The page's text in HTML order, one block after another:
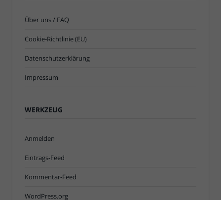
Über uns / FAQ
Cookie-Richtlinie (EU)
Datenschutzerklärung
Impressum
WERKZEUG
Anmelden
Eintrags-Feed
Kommentar-Feed
WordPress.org